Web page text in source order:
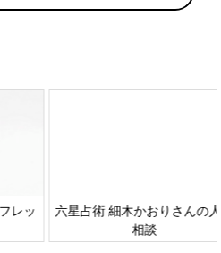
六星占術 細木かおりさんの人生